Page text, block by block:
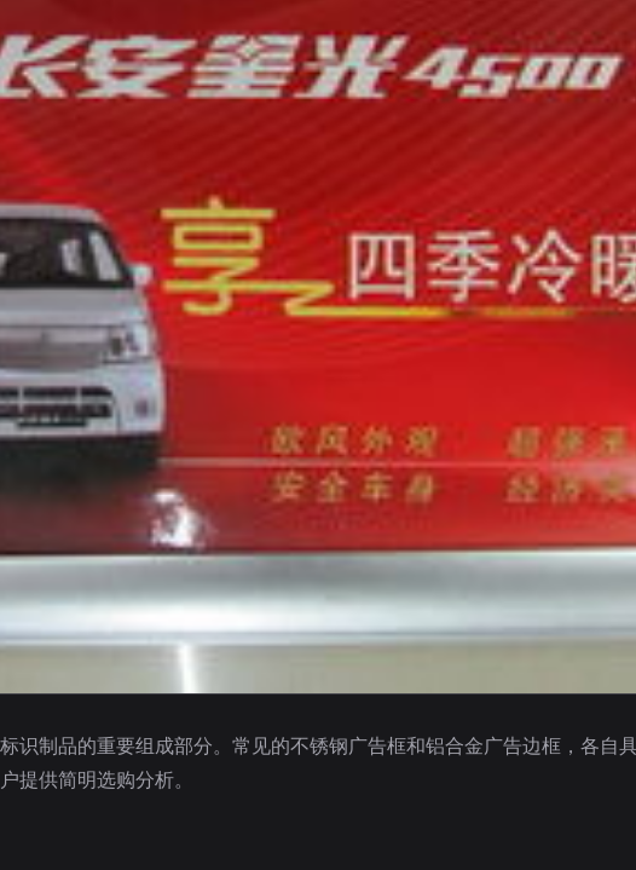
识制品的重要组成部分。常见的不锈钢广告框和铝合金广告边框，各自
提供简明选购分析。